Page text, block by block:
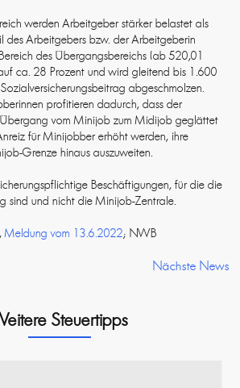
werden Arbeitgeber stärker belastet als
des Arbeitgebers bzw. der Arbeitgeberin
des Übergangsbereichs (ab 520,01
ca. 28 Prozent und wird gleitend bis 1.600
abgeschmolzen.
profitieren dadurch, dass der
Übergang vom Minijob zum Midijob geglättet
für Minijobber erhöht werden, ihre
Grenze hinaus auszuweiten.
Beschäftigungen, für die die
sind und nicht die Minijob-Zentrale.
Meldung vom 13.6.2022; NWB
Nächste News
Steuertipps